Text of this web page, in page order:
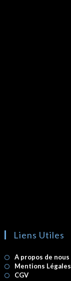
Liens Utiles
A propos de nous
Mentions Légales
CGV